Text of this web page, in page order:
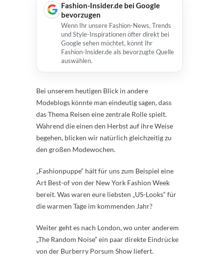
Fashion-Insider.de bei Google
bevorzugen
Wenn Ihr unsere Fashion-News, Trends
und Style-Inspirationen öfter direkt bei
Google sehen möchtet, könnt Ihr
Fashion-Insider.de als bevorzugte Quelle
auswählen.
Bei unserem heutigen Blick in andere
Modeblogs könnte man eindeutig sagen, dass
das Thema Reisen eine zentrale Rolle spielt.
Während die einen den Herbst auf ihre Weise
begehen, blicken wir natürlich gleichzeitig zu
den großen Modewochen.
„Fashionpuppe“ hält für uns zum Beispiel eine
Art Best-of von der New York Fashion Week
bereit. Was waren eure liebsten „US-Looks“ für
die warmen Tage im kommenden Jahr?
Weiter geht es nach London, wo unter anderem
„The Random Noise“ ein paar direkte Eindrücke
von der Burberry Porsum Show liefert.